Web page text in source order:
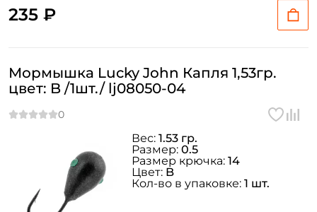
235 ₽
Мормышка Lucky John Капля 1,53гр.
цвет: B /1шт./ lj08050-04
Вес: 1.53 гр.
Размер: 0.5
Размер крючка: 14
Цвет: B
Кол-во в упаковке: 1 шт.